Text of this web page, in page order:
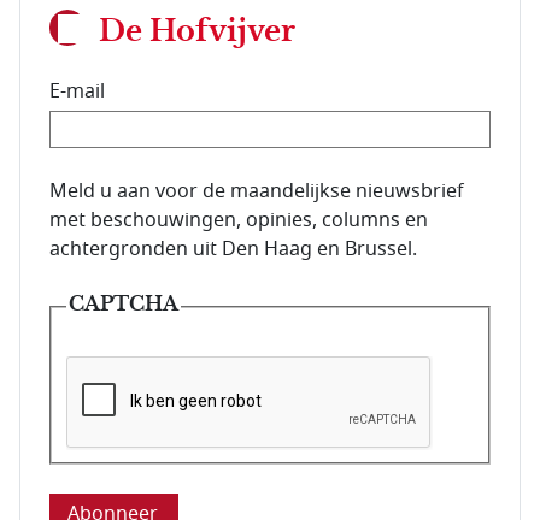
De Hofvijver
E-mail
E-mailadres van de abonnee.
Meld u aan voor de maandelijkse nieuwsbrief
met beschouwingen, opinies, columns en
achtergronden uit Den Haag en Brussel.
CAPTCHA
Deze vraag is om te controleren dat u een mens